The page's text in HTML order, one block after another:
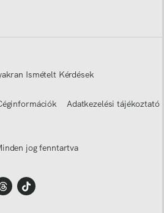
Ismételt Kérdések
Adatkezelési tájékoztató
jog fenntartva